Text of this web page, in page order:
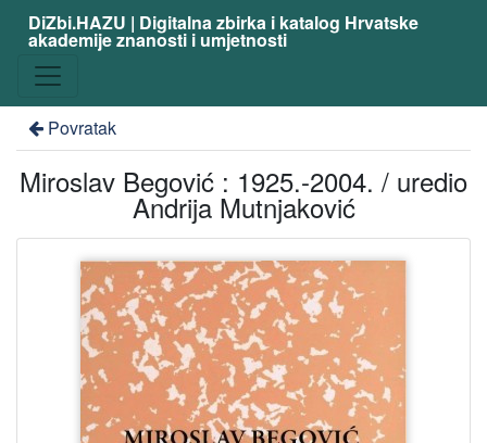
DiZbi.HAZU | Digitalna zbirka i katalog Hrvatske
akademije znanosti i umjetnosti
Povratak
Miroslav Begović : 1925.-2004. / uredio
Andrija Mutnjaković